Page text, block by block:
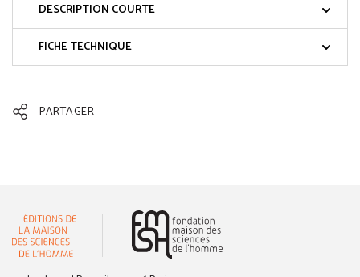
DESCRIPTION COURTE
FICHE TECHNIQUE
PARTAGER